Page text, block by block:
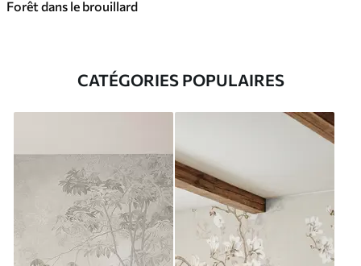
Forêt dans le brouillard
CATÉGORIES POPULAIRES